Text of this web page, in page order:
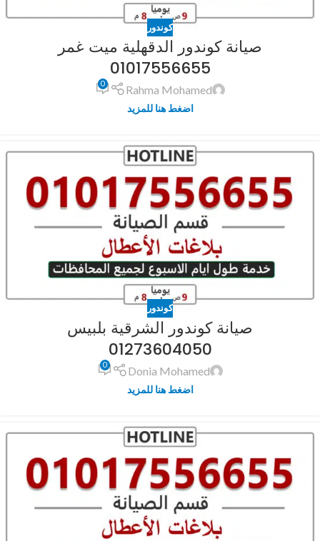
كوندور
صيانة كوندور الدقهلية ميت غمر
01017556655
Rahma Mohamed
0
اضغط هنا للمزيد
كوندور
صيانة كوندور الشرقية بلبيس
01273604050
Donia Mohamed
0
اضغط هنا للمزيد